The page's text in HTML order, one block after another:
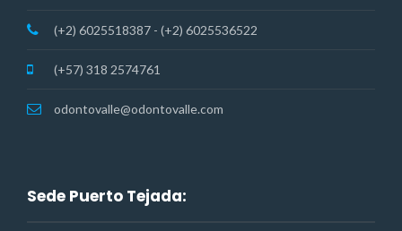
(+2) 6025518387 - (+2) 6025536522
(+57) 318 2574761
odontovalle@odontovalle.com
Sede Puerto Tejada: